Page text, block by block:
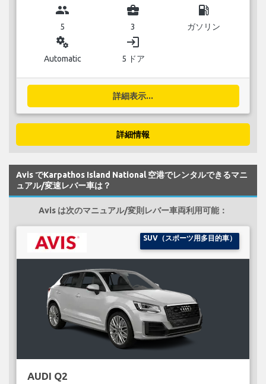
group
5
business_center
3
local_gas_station
ガソリン
miscellaneous_services
Automatic
login
5 ドア
詳細表示...
詳細情報
Avis でKarpathos Island National 空港でレンタルできるマニ
ュアル/変速レバー車は？
Avis は次のマニュアル/変則レバー車両利用可能：
SUV（スポーツ用多目的車）
AUDI Q2